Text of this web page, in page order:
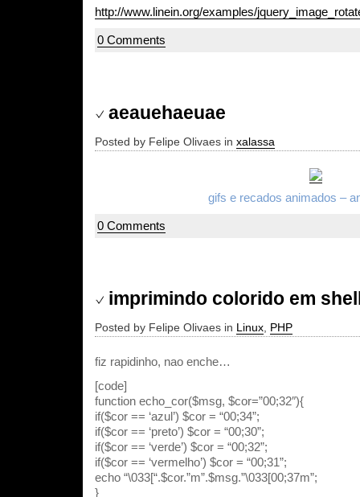
http://www.linein.org/examples/
0 Comments
aeauehaeuae
Posted by Felipe Olivaes in xalassa
gifs e recados animados –
0 Comments
imprimindo colorido em
Posted by Felipe Olivaes in Linux PHP
fiz rapidinho, nao enche…
[code]
function echo_cor($msg, $cor=”00;32″){
if($cor == ‘azul’) $cor = “00;34”;
if($cor == ‘preto’) $cor = “00;30”;
if($cor == ‘verde’) $cor = “00;32”;
if($cor == ‘vermelho’) $cor = “00;31”;
echo “\033[“.$cor.”m”.$msg.”\033[00;37m”;
}